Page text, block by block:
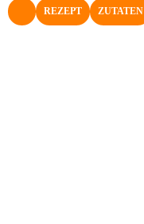
NACH OBEN
REZEPT ZUTATEN